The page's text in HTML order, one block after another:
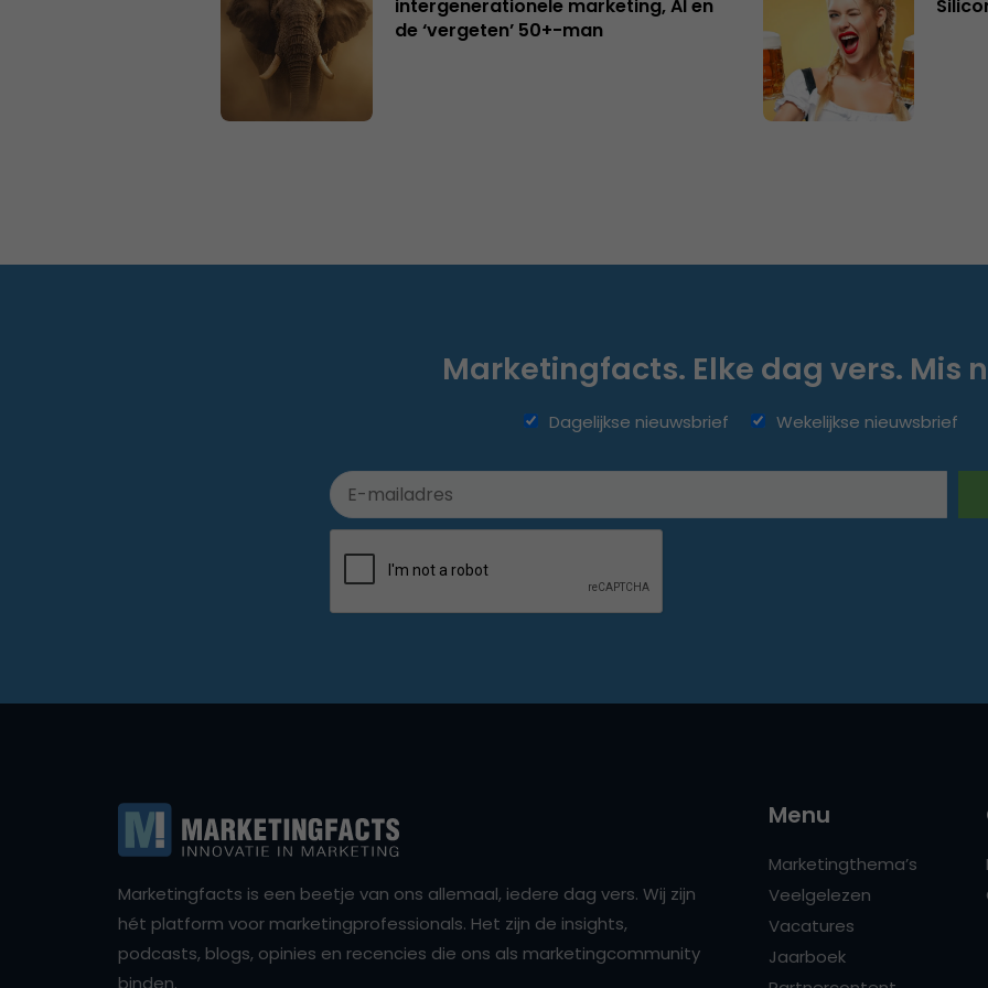
intergenerationele marketing, AI en
de ‘vergeten’ 50+-man
Marketingfacts. Elke dag vers. Mis
Dagelijkse nieuwsbrief Wekelijkse nieuwsbrief
Marketingfacts is een beetje van ons allemaal, iedere dag vers. Wij zijn
hét platform voor marketingprofessionals. Het zijn de insights,
podcasts, blogs, opinies en recencies die ons als marketingcommunity
binden.
Menu
Marketingthema’s
Veelgelezen
Vacatures
Jaarboek